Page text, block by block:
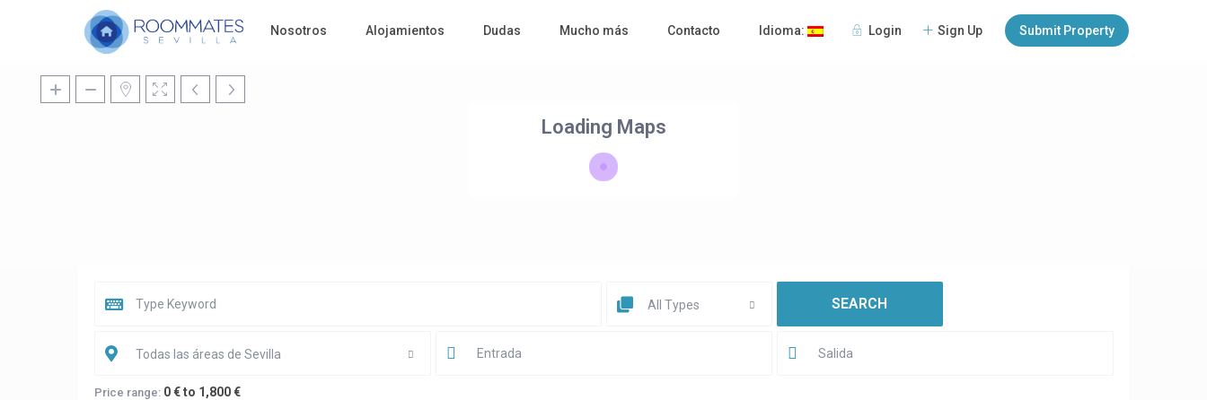
Login Sign Up Submit Property
Nosotros Alojamientos Dudas Mucho más Contacto Idioma:
Loading Maps
All Types
Todas las áreas de Sevilla
Price range: 0 € to 1,800 €